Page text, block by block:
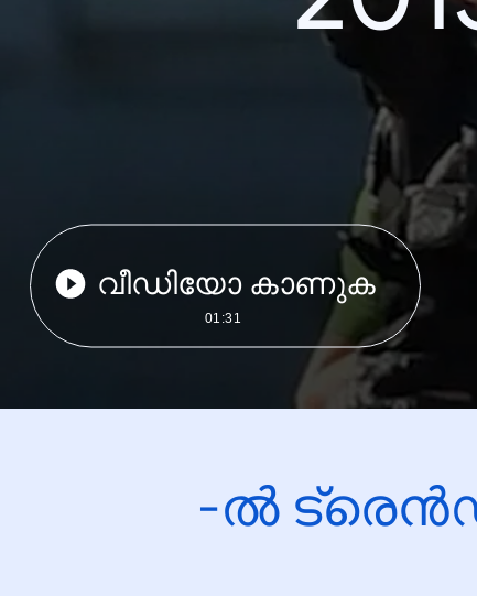
വീഡിയോ കാണുക
01:31
-ൽ